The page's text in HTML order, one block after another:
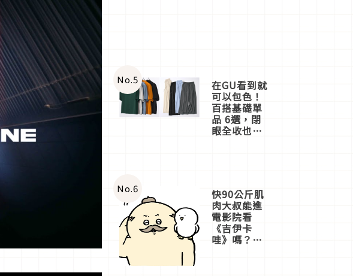
No.5 在GU看到就
可以包色！
百搭基礎單
品 6選，閉
眼全收也不
No.6 快90公斤肌
肉大叔能進
電影院看
《吉伊卡
哇》嗎？日